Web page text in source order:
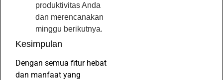
produktivitas Anda
dan merencanakan
minggu berikutnya.
Kesimpulan
Dengan semua fitur hebat
dan manfaat yang